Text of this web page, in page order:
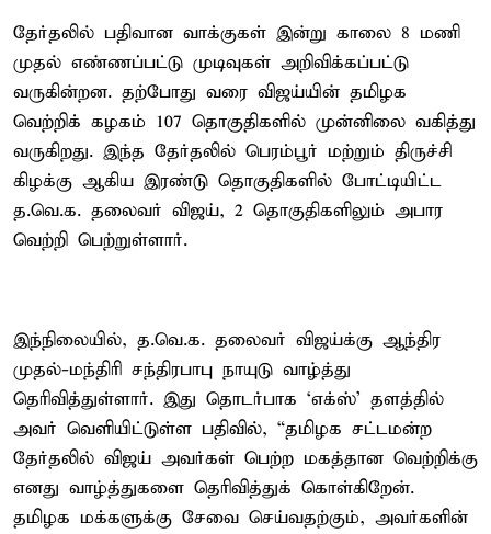
தேர்தலில் பதிவான வாக்குகள் இன்று காலை 8 மணி
முதல் எண்ணப்பட்டு முடிவுகள் அறிவிக்கப்பட்டு
வருகின்றன. தற்போது வரை விஜய்யின் தமிழக
வெற்றிக் கழகம் 107 தொகுதிகளில் முன்னிலை வகித்து
வருகிறது. இந்த தேர்தலில் பெரம்பூர் மற்றும் திருச்சி
கிழக்கு ஆகிய இரண்டு தொகுதிகளில் போட்டியிட்ட
த.வெ.க. தலைவர் விஜய், 2 தொகுதிகளிலும் அபார
வெற்றி பெற்றுள்ளார்.
இந்நிலையில், த.வெ.க. தலைவர் விஜய்க்கு ஆந்திர
முதல்-மந்திரி சந்திரபாபு நாயுடு வாழ்த்து
தெரிவித்துள்ளார். இது தொடர்பாக ‘எக்ஸ்’ தளத்தில்
அவர் வெளியிட்டுள்ள பதிவில், “தமிழக சட்டமன்ற
தேர்தலில் விஜய் அவர்கள் பெற்ற மகத்தான வெற்றிக்கு
எனது வாழ்த்துகளை தெரிவித்துக் கொள்கிறேன்.
தமிழக மக்களுக்கு சேவை செய்வதற்கும், அவர்களின்